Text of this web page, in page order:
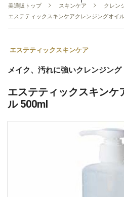
美通販トップ スキンケア
クレン
エステティックスキンケアクレンジングオイ
エステティックスキンケア
メイク、汚れに強いクレンジング
エステティックスキンケ
ル 500ml